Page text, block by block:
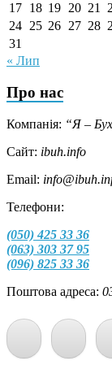
17 18 19 20 21
24 25 26 27 28
31
« Лип
Про нас
Компанія: “Я –
Сайт: ibuh.info
Email:
Телефони:
(050) 425 33 36
(063) 303 37 95
(096) 825 33 36
Поштова адреса: